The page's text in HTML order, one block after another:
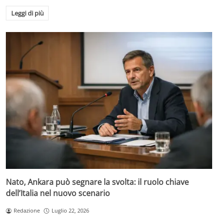
Leggi di più
Nato, Ankara può segnare la svolta: il ruolo chiave
dell’Italia nel nuovo scenario
Redazione Luglio 22, 2026